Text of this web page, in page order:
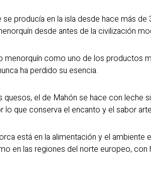
producía en la isla desde hace más de
desde antes de la civilización
menorquín como uno de los productos
ha perdido su esencia.
el de Mahón se hace con leche
que conserva el encanto y el sabor
está en la alimentación y el ambiente
en las regiones del norte europeo, con